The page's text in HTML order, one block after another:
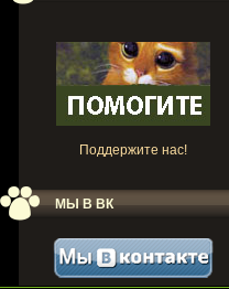
Поддержите нас!
МЫ В ВК